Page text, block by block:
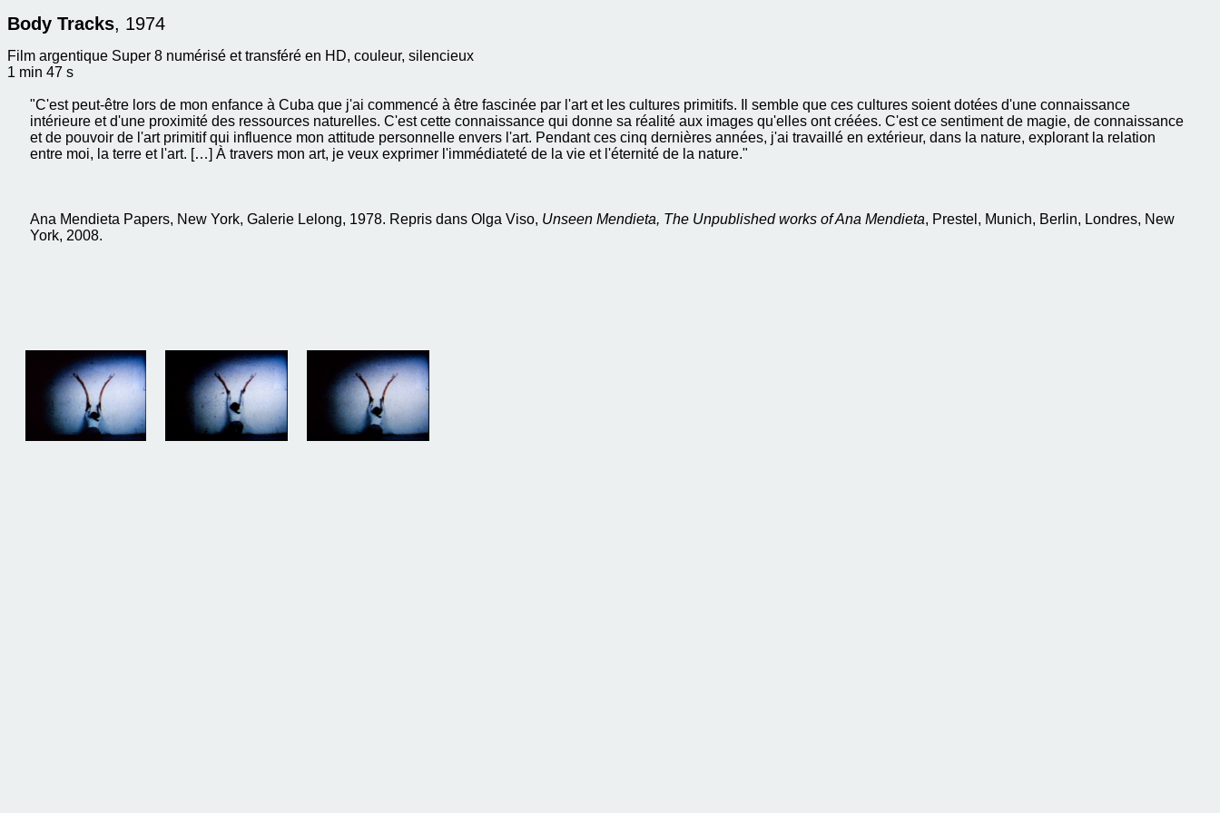
Body Tracks, 1974
Film argentique Super 8 numérisé et transféré en HD, couleur, silencieux
1 min 47 s
"C'est peut-être lors de mon enfance à Cuba que j'ai commencé à être fascinée par l'art et les cultures primitifs. Il semble que ces cultures soient dotées d'une connaissance
intérieure et d'une proximité des ressources naturelles. C'est cette connaissance qui donne sa réalité aux images qu'elles ont créées. C'est ce sentiment de magie, de connaissance
et de pouvoir de l'art primitif qui influence mon attitude personnelle envers l'art. Pendant ces cinq dernières années, j'ai travaillé en extérieur, dans la nature, explorant la relation
entre moi, la terre et l'art. […] À travers mon art, je veux exprimer l'immédiateté de la vie et l'éternité de la nature."
Ana Mendieta Papers, New York, Galerie Lelong, 1978. Repris dans Olga Viso, Unseen Mendieta, The Unpublished works of Ana Mendieta, Prestel, Munich, Berlin, Londres, New
York, 2008.